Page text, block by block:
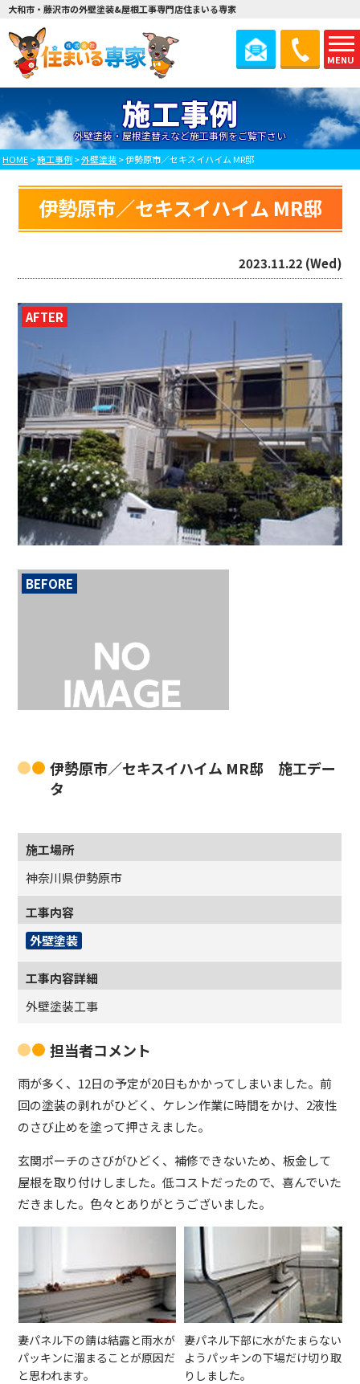
MENU
大和市・藤沢市の外壁塗装&屋根工事専門店住まいる専家
施工事例
外壁塗装・屋根塗替えなど施工事例をご覧下さい
HOME>施工事例>外壁塗装>伊勢原市／セキスイハイム MR邸
伊勢原市／セキスイハイム MR邸
2023.11.22 (Wed)
AFTER
BEFORE
伊勢原市／セキスイハイム MR邸 施工デー
タ
施工場所
神奈川県伊勢原市
工事内容
外壁塗装
工事内容詳細
外壁塗装工事
担当者コメント
雨が多く、12日の予定が20日もかかってしまいました。前
回の塗装の剥れがひどく、ケレン作業に時間をかけ、2液性
のさび止めを塗って押さえました。
玄関ポーチのさびがひどく、補修できないため、板金して
屋根を取り付けしました。低コストだったので、喜んでいた
だきました。色々とありがとうございました。
妻パネル下の錆は結露と雨水が
パッキンに溜まることが原因だ
と思われます。
妻パネル下部に水がたまらない
ようパッキンの下場だけ切り取
りしました。